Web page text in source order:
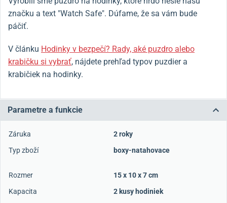
značku a text "Watch Safe". Dúfame, že sa vám bude
páčiť.
V článku Hodinky v bezpečí? Rady, aké puzdro alebo
krabičku si vybrať, nájdete prehľad typov puzdier a
krabičiek na hodinky.
Parametre a funkcie
Záruka
2 roky
Typ zboží
boxy-natahovace
Rozmer
15 x 10 x 7 cm
Kapacita
2 kusy hodiniek